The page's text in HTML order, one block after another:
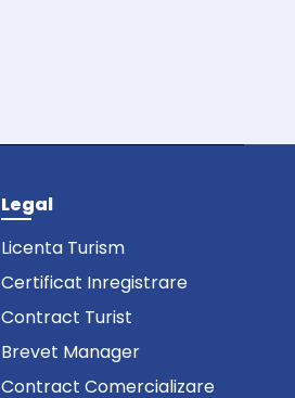
Legal
Licenta Turism
Certificat Inregistrare
Contract Turist
Brevet Manager
Contract Comercializare